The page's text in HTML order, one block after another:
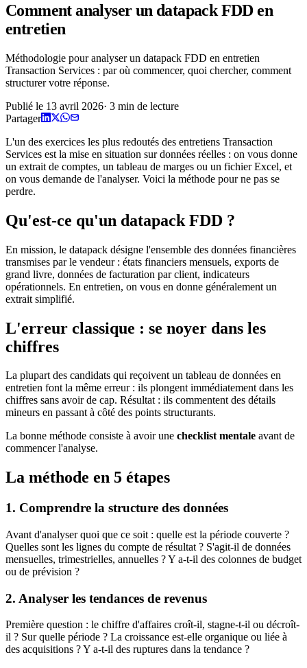
Comment analyser un datapack FDD en
entretien
Méthodologie pour analyser un datapack FDD en entretien
Transaction Services : par où commencer, quoi chercher, comment
structurer votre réponse.
Publié le 13 avril 2026· 3 min de lecture
Partager
L'un des exercices les plus redoutés des entretiens Transaction
Services est la mise en situation sur données réelles : on vous donne
un extrait de comptes, un tableau de marges ou un fichier Excel, et
on vous demande de l'analyser. Voici la méthode pour ne pas se
perdre.
Qu'est-ce qu'un datapack FDD ?
En mission, le datapack désigne l'ensemble des données financières
transmises par le vendeur : états financiers mensuels, exports de
grand livre, données de facturation par client, indicateurs
opérationnels. En entretien, on vous en donne généralement un
extrait simplifié.
L'erreur classique : se noyer dans les
chiffres
La plupart des candidats qui reçoivent un tableau de données en
entretien font la même erreur : ils plongent immédiatement dans les
chiffres sans avoir de cap. Résultat : ils commentent des détails
mineurs en passant à côté des points structurants.
La bonne méthode consiste à avoir une checklist mentale avant de
commencer l'analyse.
La méthode en 5 étapes
1. Comprendre la structure des données
Avant d'analyser quoi que ce soit : quelle est la période couverte ?
Quelles sont les lignes du compte de résultat ? S'agit-il de données
mensuelles, trimestrielles, annuelles ? Y a-t-il des colonnes de budget
ou de prévision ?
2. Analyser les tendances de revenus
Première question : le chiffre d'affaires croît-il, stagne-t-il ou décroît-
il ? Sur quelle période ? La croissance est-elle organique ou liée à
des acquisitions ? Y a-t-il des ruptures dans la tendance ?